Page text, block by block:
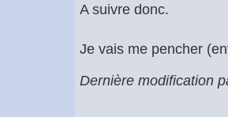
A suivre donc.
Je vais me pencher
Dernière modification